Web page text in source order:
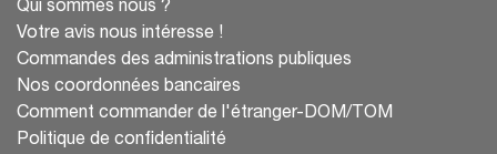
Qui sommes nous ?
Votre avis nous intéresse !
Commandes des administrations publiques
Nos coordonnées bancaires
Comment commander de l'étranger-DOM/TOM
Politique de confidentialité